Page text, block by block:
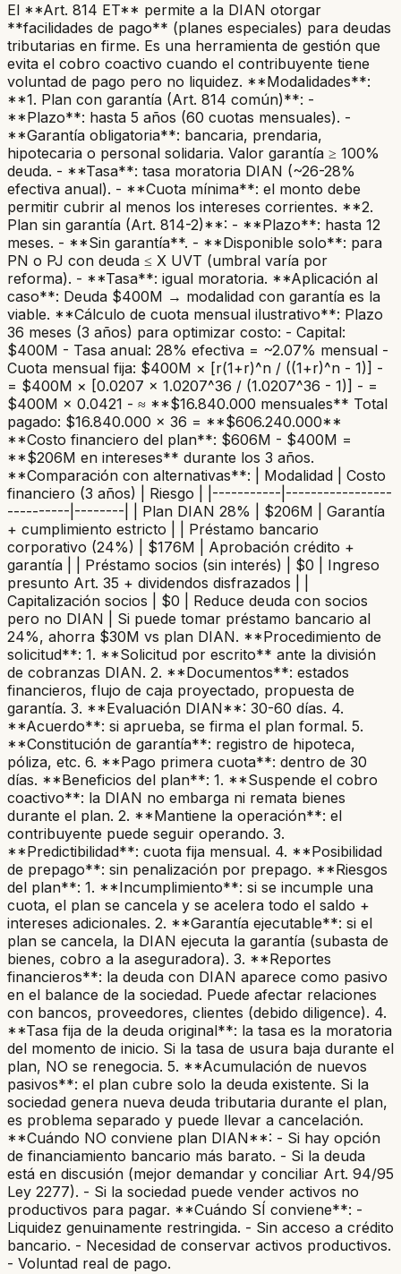
El **Art. 814 ET** permite a la DIAN otorgar
**facilidades de pago** (planes especiales) para deudas
tributarias en firme. Es una herramienta de gestión que
evita el cobro coactivo cuando el contribuyente tiene
voluntad de pago pero no liquidez. **Modalidades**:
**1. Plan con garantía (Art. 814 común)**: -
**Plazo**: hasta 5 años (60 cuotas mensuales). -
**Garantía obligatoria**: bancaria, prendaria,
hipotecaria o personal solidaria. Valor garantía ≥ 100%
deuda. - **Tasa**: tasa moratoria DIAN (~26-28%
efectiva anual). - **Cuota mínima**: el monto debe
permitir cubrir al menos los intereses corrientes. **2.
Plan sin garantía (Art. 814-2)**: - **Plazo**: hasta 12
meses. - **Sin garantía**. - **Disponible solo**: para
PN o PJ con deuda ≤ X UVT (umbral varía por
reforma). - **Tasa**: igual moratoria. **Aplicación al
caso**: Deuda $400M → modalidad con garantía es la
viable. **Cálculo de cuota mensual ilustrativo**: Plazo
36 meses (3 años) para optimizar costo: - Capital:
$400M - Tasa anual: 28% efectiva = ~2.07% mensual -
Cuota mensual fija: $400M × [r(1+r)^n / ((1+r)^n - 1)] -
= $400M × [0.0207 × 1.0207^36 / (1.0207^36 - 1)] - =
$400M × 0.0421 - ≈ **$16.840.000 mensuales** Total
pagado: $16.840.000 × 36 = **$606.240.000**
**Costo financiero del plan**: $606M - $400M =
**$206M en intereses** durante los 3 años.
**Comparación con alternativas**: | Modalidad | Costo
financiero (3 años) | Riesgo | |-----------|-----------------
----------|--------| | Plan DIAN 28% | $206M | Garantía
+ cumplimiento estricto | | Préstamo bancario
corporativo (24%) | $176M | Aprobación crédito +
garantía | | Préstamo socios (sin interés) | $0 | Ingreso
presunto Art. 35 + dividendos disfrazados | |
Capitalización socios | $0 | Reduce deuda con socios
pero no DIAN | Si puede tomar préstamo bancario al
24%, ahorra $30M vs plan DIAN. **Procedimiento de
solicitud**: 1. **Solicitud por escrito** ante la división
de cobranzas DIAN. 2. **Documentos**: estados
financieros, flujo de caja proyectado, propuesta de
garantía. 3. **Evaluación DIAN**: 30-60 días. 4.
**Acuerdo**: si aprueba, se firma el plan formal. 5.
**Constitución de garantía**: registro de hipoteca,
póliza, etc. 6. **Pago primera cuota**: dentro de 30
días. **Beneficios del plan**: 1. **Suspende el cobro
coactivo**: la DIAN no embarga ni remata bienes
durante el plan. 2. **Mantiene la operación**: el
contribuyente puede seguir operando. 3.
**Predictibilidad**: cuota fija mensual. 4. **Posibilidad
de prepago**: sin penalización por prepago. **Riesgos
del plan**: 1. **Incumplimiento**: si se incumple una
cuota, el plan se cancela y se acelera todo el saldo +
intereses adicionales. 2. **Garantía ejecutable**: si el
plan se cancela, la DIAN ejecuta la garantía (subasta de
bienes, cobro a la aseguradora). 3. **Reportes
financieros**: la deuda con DIAN aparece como pasivo
en el balance de la sociedad. Puede afectar relaciones
con bancos, proveedores, clientes (debido diligence). 4.
**Tasa fija de la deuda original**: la tasa es la moratoria
del momento de inicio. Si la tasa de usura baja durante el
plan, NO se renegocia. 5. **Acumulación de nuevos
pasivos**: el plan cubre solo la deuda existente. Si la
sociedad genera nueva deuda tributaria durante el plan,
es problema separado y puede llevar a cancelación.
**Cuándo NO conviene plan DIAN**: - Si hay opción
de financiamiento bancario más barato. - Si la deuda
está en discusión (mejor demandar y conciliar Art. 94/95
Ley 2277). - Si la sociedad puede vender activos no
productivos para pagar. **Cuándo SÍ conviene**: -
Liquidez genuinamente restringida. - Sin acceso a crédito
bancario. - Necesidad de conservar activos productivos.
- Voluntad real de pago.